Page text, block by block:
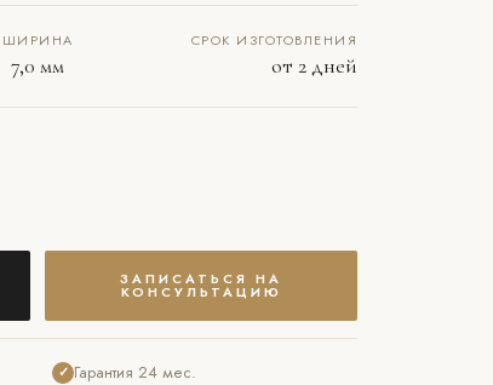
ШИРИНА
7,0 мм
СРОК ИЗГОТОВЛЕНИЯ
от 2 дней
ЗАПИСАТЬСЯ НА
КОНСУЛЬТАЦИЮ
✓ Гарантия 24 мес.